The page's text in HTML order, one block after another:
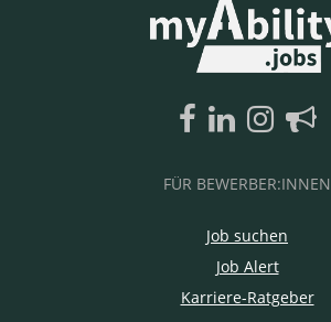
FÜR BEWERBER:INNEN
Job suchen
Job Alert
Karriere-Ratgeber